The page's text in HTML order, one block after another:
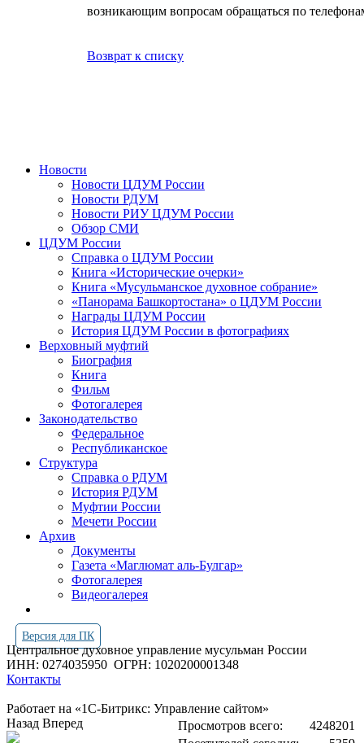
возникающим вопросам обращаться по
Возврат к списку
Новости
Новости ЦДУМ России
Новости РДУМ
Новости РИУ ЦДУМ России
Обзор СМИ
ЦДУМ России
Справка о ЦДУМ России
Книга «Исторические очерки»
Книга «Мусульманское духовное собрание»
«Панорама Башкортостана» о ЦДУМ России
Награды ЦДУМ России
История ЦДУМ России в фотографиях
Верховный муфтий
Биография
Книга
Фильм
Фотогалерея
Законодательство
Федеральное
Республиканское
Структура
Справка о РДУМ
История РДУМ
Муфтии России
Мечети России
Архив
Документы
Газета «Маглюмат аль-Булгар»
Фотогалерея
Видеогалерея
Версия для ПК
Центральное духовное управление мусульман России
ИНН: 0274035950 ОГРН: 1020200001348
Контакты
Работает на «1С-Битрикс: Управление сайтом»
Просмотров всего:
4248201
Назад Вперед